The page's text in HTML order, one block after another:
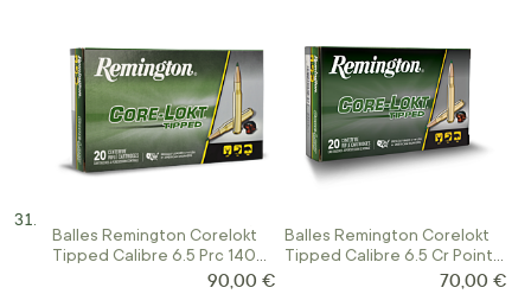
Balles Remington Corelokt
Tipped Calibre 6.5 Prc 140
90,00 €
Balles Remington Corelokt
Tipped Calibre 6.5 Cr Pointe
70,00 €